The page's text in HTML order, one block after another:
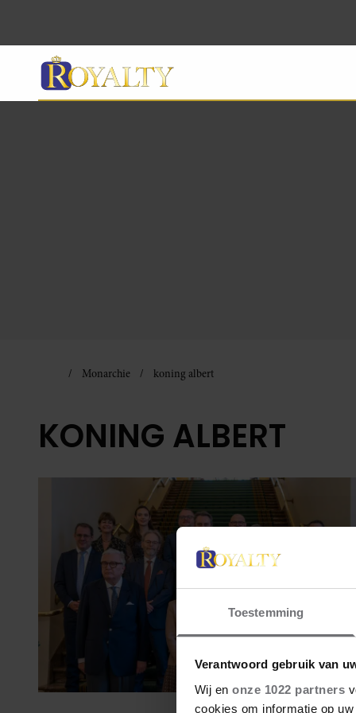
Toestemming
Verantwoord gebruik van
Wij en onze 1022 partners
cookies om informatie op
Monarchie koning albert
KONING ALBERT